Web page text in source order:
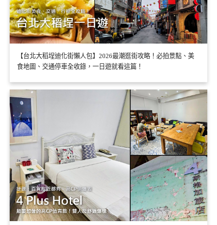
【台北大稻埕迪化街懶人包】2026最潮逛街攻略！必拍景點、美
食地圖、交通停車全收錄，一日遊就看這篇！